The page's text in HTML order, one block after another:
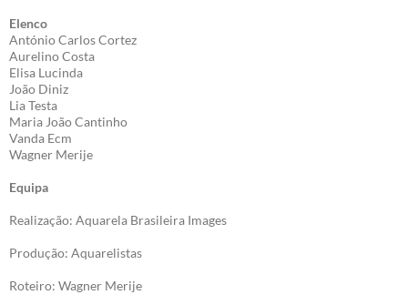
Elenco
António Carlos Cortez
Aurelino Costa
Elisa Lucinda
João Diniz
Lia Testa
Maria João Cantinho
Vanda Ecm
Wagner Merije
Equipa
Realização: Aquarela Brasileira Images
Produção: Aquarelistas
Roteiro: Wagner Merije